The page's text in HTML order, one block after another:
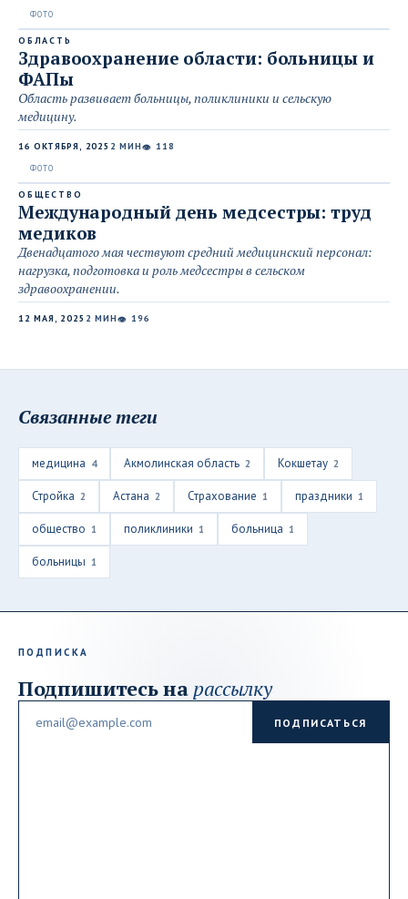
ОБЛАСТЬ
Здравоохранение области: больницы и
ФАПы
Область развивает больницы, поликлиники и сельскую
медицину.
16 ОКТЯБРЯ, 2025 2 МИН👁 118
ОБЩЕСТВО
Международный день медсестры: труд
медиков
Двенадцатого мая чествуют средний медицинский персонал:
нагрузка, подготовка и роль медсестры в сельском
здравоохранении.
12 МАЯ, 2025 2 МИН👁 196
Связанные теги
медицина 4 Акмолинская область 2 Кокшетау 2
Стройка 2 Астана 2 Страхование 1 праздники 1
общество 1 поликлиники 1 больница 1
больницы 1
ПОДПИСКА
Подпишитесь на рассылку
ПОДПИСАТЬСЯ